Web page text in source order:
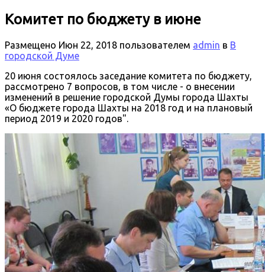
Комитет по бюджету в июне
Размещено Июн 22, 2018 пользователем admin в В
городской Думе
20 июня состоялось заседание комитета по бюджету,
рассмотрено 7 вопросов, в том числе - о внесении
изменений в решение городской Думы города Шахты
«О бюджете города Шахты на 2018 год и на плановый
период 2019 и 2020 годов".